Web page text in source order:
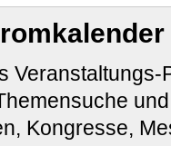
Veranstaltungs-
Kongresse,